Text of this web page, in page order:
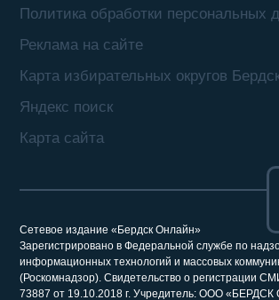
Политика обработки персональных
Реклама на сайте
Карта избирательных округов
Яндекс поиск
Карта сайта
Сетевое издание «Бердск Онлайн»
Зарегистрировано в Федеральной службе по
информационных технологий и массовых
(Роскомнадзор). Свидетельство о регистрации
73887 от 19.10.2018 г. Учредитель: ООО